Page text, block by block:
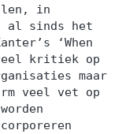
in
al sinds het
‘When
kritiek op
maar
veel vet op